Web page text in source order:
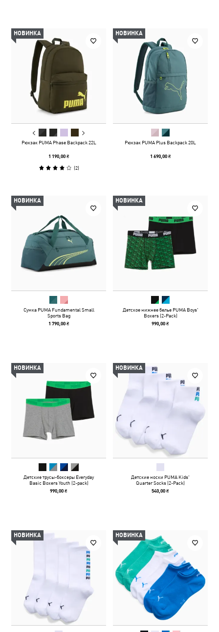
НОВИНКА
Рюкзак PUMA Phase Backpack 22L
1 190,00 ₴
(2)
НОВИНКА
Рюкзак PUMA Plus Backpack 20L
1 690,00 ₴
НОВИНКА
Сумка PUMA Fundamental Small
Sports Bag
1 790,00 ₴
НОВИНКА
Детское нижнее белье PUMA Boys'
Boxers (2-Pack)
990,00 ₴
НОВИНКА
Детские трусы-боксеры Everyday
Basic Boxers Youth (2-pack)
990,00 ₴
НОВИНКА
Детские носки PUMA Kids'
Quarter Socks (2-Pack)
540,00 ₴
НОВИНКА НОВИНКА